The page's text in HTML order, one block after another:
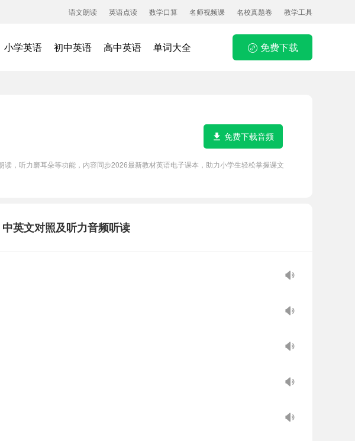
语文朗读 英语点读 数学口算 名师视频课 名校真题卷 教学工具
小学英语 初中英语 高中英语 单词大全 免费下载
，听力磨耳朵等功能，内容同步2026最新教材英语电子课本，助力小学生轻松掌握课文
免费下载音频
英文对照及听力音频听读